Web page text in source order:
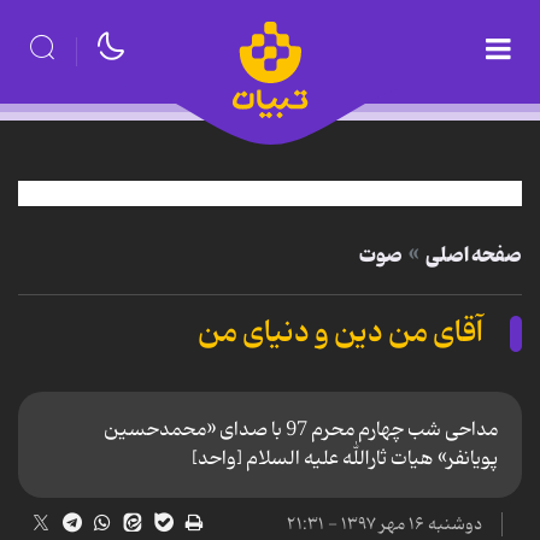
صفحه اصلی صوت
آقای من دین و دنیای من
مداحی شب چهارم محرم 97 با صدای «محمدحسین
پویانفر» هیات ثارالله علیه السلام [واحد]
دوشنبه ۱۶ مهر ۱۳۹۷ - ۲۱:۳۱